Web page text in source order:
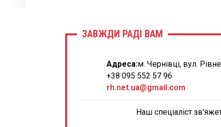
ЗАВЖДИ РАДІ ВАМ
Адреса:м. Чернівці, вул.
+38 095 552 57 96
rh.net.ua@gmail.com
Наш спеціаліст